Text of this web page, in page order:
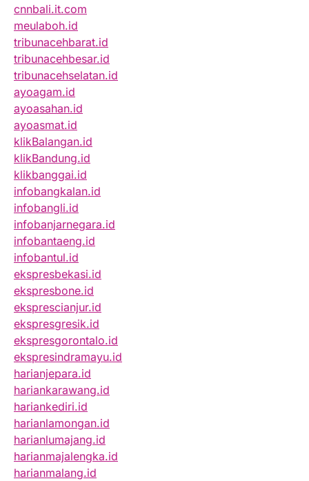
cnnbali.it.com
meulaboh.id
tribunacehbarat.id
tribunacehbesar.id
tribunacehselatan.id
ayoagam.id
ayoasahan.id
ayoasmat.id
klikBalangan.id
klikBandung.id
klikbanggai.id
infobangkalan.id
infobangli.id
infobanjarnegara.id
infobantaeng.id
infobantul.id
ekspresbekasi.id
ekspresbone.id
eksprescianjur.id
ekspresgresik.id
ekspresgorontalo.id
ekspresindramayu.id
harianjepara.id
hariankarawang.id
hariankediri.id
harianlamongan.id
harianlumajang.id
harianmajalengka.id
harianmalang.id